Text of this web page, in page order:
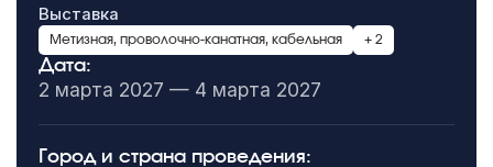
Выставка
Метизная, проволочно-канатная, кабельная + 2
Дата:
2 марта 2027 — 4 марта 2027
Город и страна проведения: